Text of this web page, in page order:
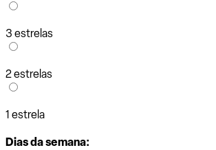
3 estrelas
2 estrelas
1 estrela
Dias da semana: